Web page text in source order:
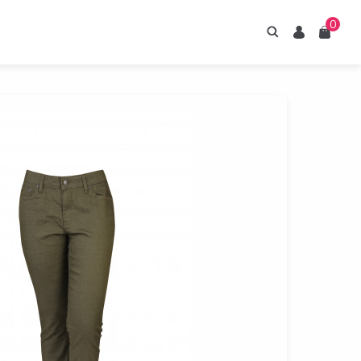
ESTIAN
naše sirupy
umělých sladidel.
Prohlédnout
HledáníUživatelKošík
0